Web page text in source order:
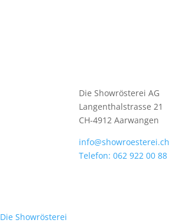
Die Showrösterei AG
Langenthalstrasse 21
CH-4912 Aarwangen
info@showroesterei.ch
Telefon: 062 922 00 88
Die Showrösterei